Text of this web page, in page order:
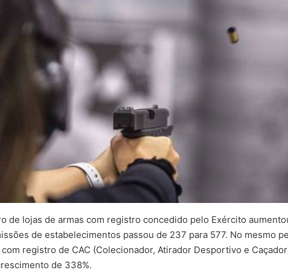
de lojas de armas com registro concedido pelo Exército
de estabelecimentos passou de 237 para 577. No mesmo
registro de CAC (Colecionador, Atirador Desportivo e
de 338%.